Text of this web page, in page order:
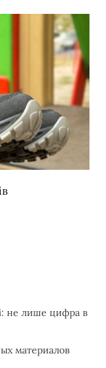
не лише цифра в
материалов